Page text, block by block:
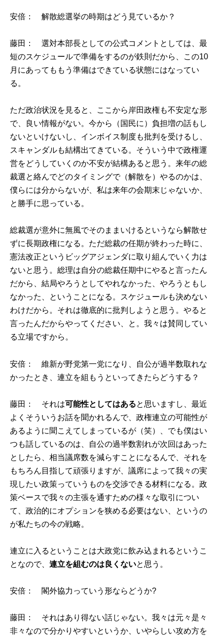
安倍： 解散総選挙の時期はどう見ているか？
藤田： 選対本部長としての公式コメントとしては、最
短のスケジュールで準備をするのが鉄則だから、この10
月にあってももう準備はできている状態にはなってい
る。
ただ政治状況を見ると、ここから岸田政権も不安定な形
で、良い情報がない。今から（国民に）負担増の話もし
ないといけないし、インボイス制度も批判を受けるし、
スキャンダルも結構出てきている。そういう中で政権運
営をどうしていくのか不安が結構あると思う。来年の総
裁選と絡んでどのタイミングで（解散を）やるのかは、
僕らには分からないが、私は来年の会期末じゃないか、
と勝手に思っている。
総裁選が意外に無風でそのままいけるというなら解散せ
ずに長期政権になる。ただ総裁の任期が終わった時に、
憲法改正というビッグアジェンダに取り組んでいく力は
ないと思う。総理は自分の総裁任期中にやると言ったん
だから、結局やろうとしてやれなかった、やろうともし
なかった、ということになる。スケジュールも決めない
わけだから。それは徹底的に批判しようと思う。やると
言ったんだからやってください、と。我々は賛同してい
る立場ですから。
安倍： 維新が野党第一党になり、自公が過半数取れな
かったとき、連立を組もうといってきたらどうする？
藤田： それは可能性としてはあると思いますし、最近
よくそういうお話を聞かれるんで、政権連立の可能性が
あるように聞こえてしまっているが（笑）、でも僕はい
つも話しているのは、自公の過半数割れが次回はあった
としたら、相当議席数を減らすことになるんで、それを
もちろん目指して頑張りますが、議席によって我々の実
現したい政策っていうものを交渉できる材料になる。政
策ベースで我々の主張を通すための様々な取引につい
て、政治的にオプションを狭める必要はない、というの
が私たちの今の戦略。
連立に入るということは大政党に飲み込まれるというこ
となので、連立を組むのは良くないと思う。
安倍： 閣外協力っていう形ならどうか?
藤田： それはあり得ない話じゃない。我々は元々是々
非々なので分かりやすいというか、いやらしい攻め方を